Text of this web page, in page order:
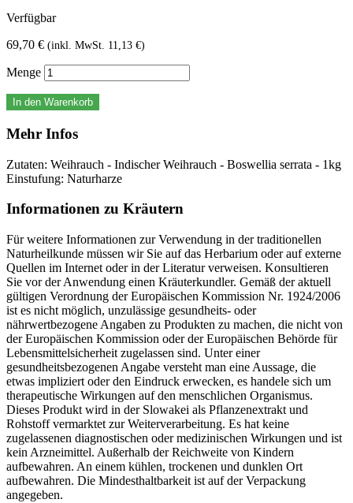
Verfügbar
69,70 € (inkl. MwSt. 11,13 €)
Menge
In den Warenkorb
Mehr Infos
Zutaten: Weihrauch - Indischer Weihrauch - Boswellia serrata - 1kg
Einstufung: Naturharze
Informationen zu Kräutern
Für weitere Informationen zur Verwendung in der traditionellen
Naturheilkunde müssen wir Sie auf das Herbarium oder auf externe
Quellen im Internet oder in der Literatur verweisen. Konsultieren
Sie vor der Anwendung einen Kräuterkundler. Gemäß der aktuell
gültigen Verordnung der Europäischen Kommission Nr. 1924/2006
ist es nicht möglich, unzulässige gesundheits- oder
nährwertbezogene Angaben zu Produkten zu machen, die nicht von
der Europäischen Kommission oder der Europäischen Behörde für
Lebensmittelsicherheit zugelassen sind. Unter einer
gesundheitsbezogenen Angabe versteht man eine Aussage, die
etwas impliziert oder den Eindruck erwecken, es handele sich um
therapeutische Wirkungen auf den menschlichen Organismus.
Dieses Produkt wird in der Slowakei als Pflanzenextrakt und
Rohstoff vermarktet zur Weiterverarbeitung. Es hat keine
zugelassenen diagnostischen oder medizinischen Wirkungen und ist
kein Arzneimittel. Außerhalb der Reichweite von Kindern
aufbewahren. An einem kühlen, trockenen und dunklen Ort
aufbewahren. Die Mindesthaltbarkeit ist auf der Verpackung
angegeben.